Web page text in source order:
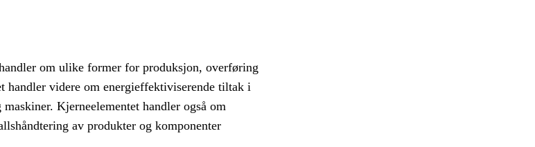
om ulike former for produksjon, overføring
handler videre om energieffektiviserende tiltak i
Kjerneelementet handler også om
av produkter og komponenter